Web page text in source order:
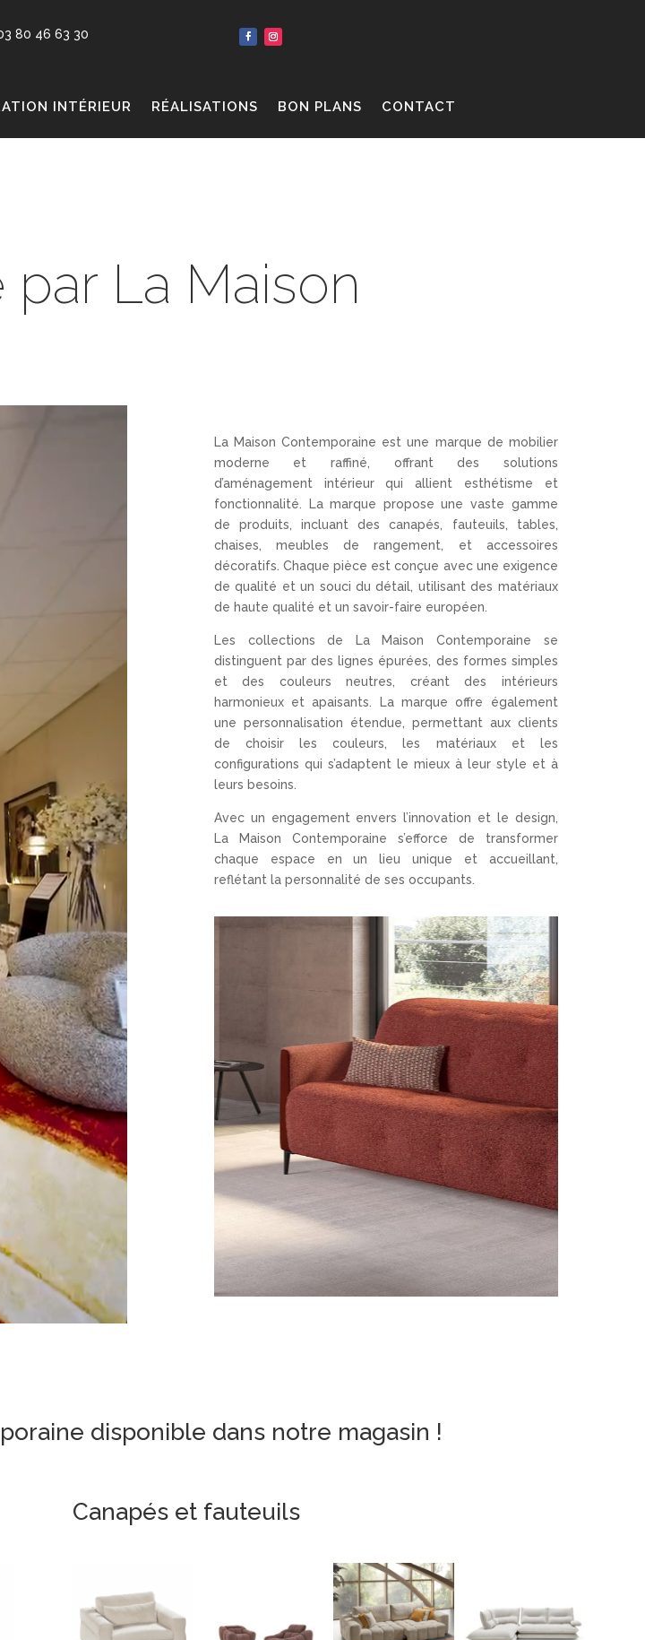
80 46 63 30
INTÉRIEUR RÉALISATIONS BON PLANS CONTACT
La Maison
La Maison Contemporaine est une marque de mobilier
moderne et raffiné, offrant des solutions
d’aménagement intérieur qui allient esthétisme et
fonctionnalité. La marque propose une vaste gamme
de produits, incluant des canapés, fauteuils, tables,
chaises, meubles de rangement, et accessoires
décoratifs. Chaque pièce est conçue avec une exigence
de qualité et un souci du détail, utilisant des matériaux
de haute qualité et un savoir-faire européen​.
Les collections de La Maison Contemporaine se
distinguent par des lignes épurées, des formes simples
et des couleurs neutres, créant des intérieurs
harmonieux et apaisants. La marque offre également
une personnalisation étendue, permettant aux clients
de choisir les couleurs, les matériaux et les
configurations qui s’adaptent le mieux à leur style et à
leurs besoins​​.
Avec un engagement envers l’innovation et le design,
La Maison Contemporaine s’efforce de transformer
chaque espace en un lieu unique et accueillant,
reflétant la personnalité de ses occupants.
disponible dans notre magasin !
Canapés et fauteuils